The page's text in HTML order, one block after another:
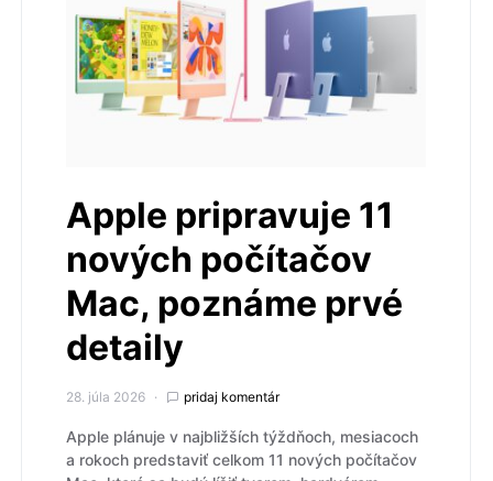
Apple pripravuje 11
nových počítačov
Mac, poznáme prvé
detaily
28. júla 2026 pridaj komentár
Apple plánuje v najbližších týždňoch, mesiacoch
a rokoch predstaviť celkom 11 nových počítačov